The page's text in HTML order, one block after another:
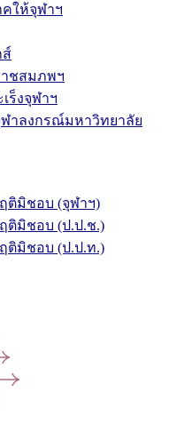
คให้จุฬาฯ
ส์
ชสมภพฯ
ร็งจุฬาฯ
ฬาลงกรณ์มหาวิทยาลัย
ติมิชอบ (จุฬาฯ)
ติมิชอบ (ป.ป.ช.)
ติมิชอบ (ป.ป.ท.)